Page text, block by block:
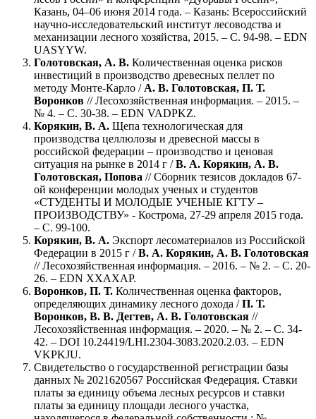
Казань, 04–06 июня 2014 года. – Казань: Всероссийский
научно-исследовательский институт лесоводства и
механизации лесного хозяйства, 2015. – С. 94-98. – EDN
UASYYW.
Голотовская, А. В. Количественная оценка рисков
инвестиций в производство древесных пеллет по
методу Монте-Карло / А. В. Голотовская, П. Т.
Воронков // Лесохозяйственная информация. – 2015. –
№ 4. – С. 30-38. – EDN VADPKZ.
Корякин, В. А. Щепа технологическая для
производства целлюлозы и древесной массы в
российской федерации – производство и ценовая
ситуация на рынке в 2014 г /В. А. Корякин, А. В.
Голотовская, Попова // Сборник тезисов докладов 67-
ой конференции молодых ученых и студентов
«СТУДЕНТЫ И МОЛОДЫЕ УЧЕНЫЕ КГТУ –
ПРОИЗВОДСТВУ» - Кострома, 27-29 апреля 2015 года.
– С. 99-100.
Корякин, В. А. Экспорт лесоматериалов из Российской
Федерации в 2015 г /В. А. Корякин, А. В. Голотовская
// Лесохозяйственная информация. – 2016. – № 2. – С. 20-
26. – EDN XXAXAP.
Воронков, П. Т. Количественная оценка факторов,
определяющих динамику лесного дохода /П. Т.
Воронков, В. В. Дегтев, А. В. Голотовская //
Лесохозяйственная информация. – 2020. – № 2. – С. 34-
42. – DOI 10.24419/LHI.2304-3083.2020.2.03. – EDN
VKPKJU.
Свидетельство о государственной регистрации базы
данных № 2021620567 Российская Федерация. Ставки
платы за единицу объема лесных ресурсов и ставки
платы за единицу площади лесного участка,